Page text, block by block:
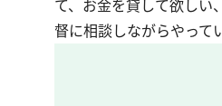
て、お金を貸して欲しい
督に相談しながらやって